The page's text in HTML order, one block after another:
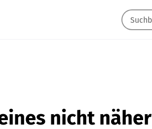
nicht näher